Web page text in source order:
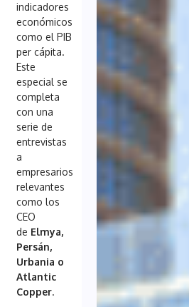
indicadores
económicos
como el PIB
per cápita.
Este
especial se
completa
con una
serie de
entrevistas
a
empresarios
relevantes
como los
CEO
de Elmya,
Persán,
Urbania o
Atlantic
Copper.